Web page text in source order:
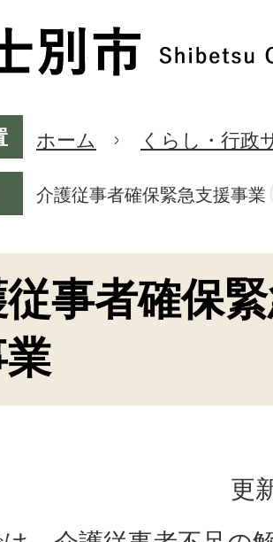
ホーム くらし・行政
介護従事者確保緊急支援事業
事者確保
更